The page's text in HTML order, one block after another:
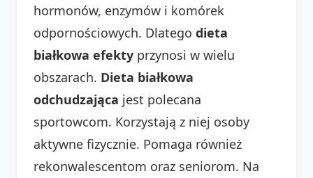
hormonów, enzymów i komórek
odpornościowych. Dlatego dieta
białkowa efekty przynosi w wielu
obszarach. Dieta białkowa
odchudzająca jest polecana
sportowcom. Korzystają z niej osoby
aktywne fizycznie. Pomaga również
rekonwalescentom oraz seniorom. Na